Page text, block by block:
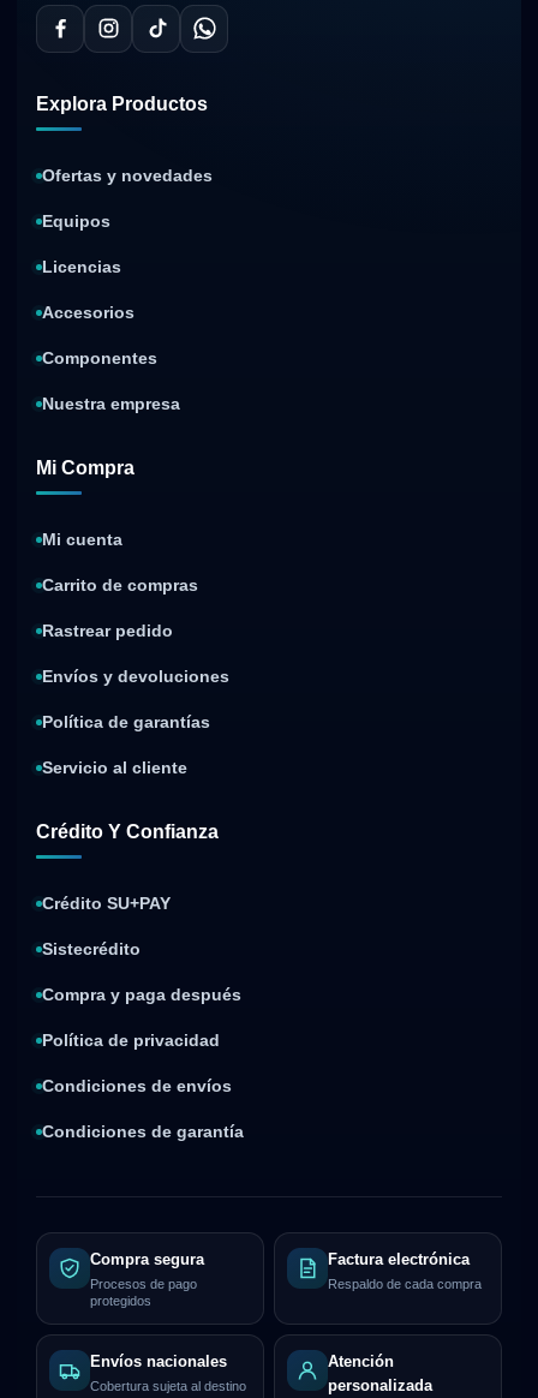
Explora Productos
Ofertas y novedades
Equipos
Licencias
Accesorios
Componentes
Nuestra empresa
Mi Compra
Mi cuenta
Carrito de compras
Rastrear pedido
Envíos y devoluciones
Política de garantías
Servicio al cliente
Crédito Y Confianza
Crédito SU+PAY
Sistecrédito
Compra y paga después
Política de privacidad
Condiciones de envíos
Condiciones de garantía
Compra segura
Procesos de pago
protegidos
Factura electrónica
Respaldo de cada compra
Envíos nacionales
Cobertura sujeta al destino
Atención
personalizada